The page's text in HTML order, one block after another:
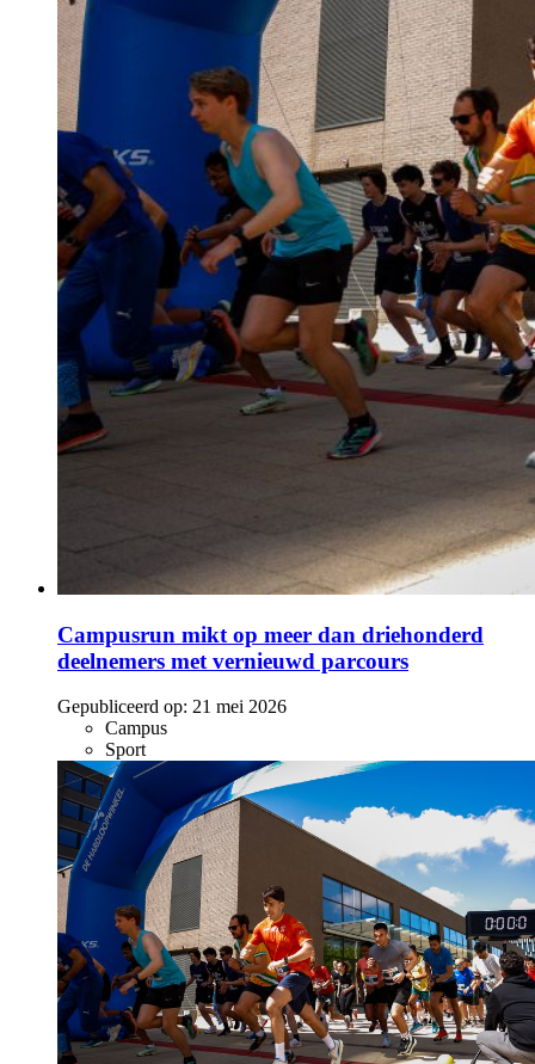
Campusrun mikt op meer dan driehonderd
deelnemers met vernieuwd parcours
Gepubliceerd op: 21 mei 2026
Campus
Sport